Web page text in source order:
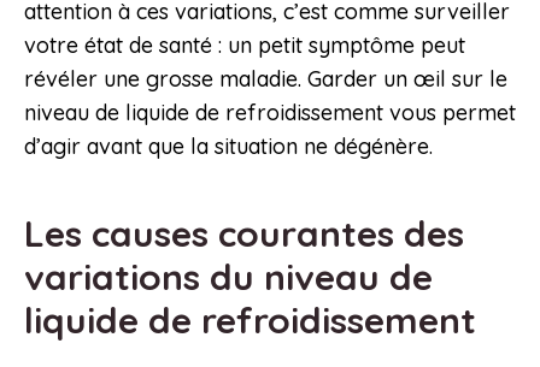
attention à ces variations, c’est comme surveiller
votre état de santé : un petit symptôme peut
révéler une grosse maladie. Garder un œil sur le
niveau de liquide de refroidissement vous permet
d’agir avant que la situation ne dégénère.
Les causes courantes des
variations du niveau de
liquide de refroidissement